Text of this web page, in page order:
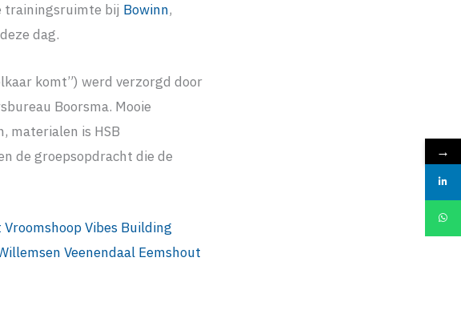
trainingsruimte bij Bowinn,
dag.
komt”) werd verzorgd door
Boorsma. Mooie
materialen is HSB
de groepsopdracht die de
VroomshoopVibes Building
Veenendaal Eemshout
→